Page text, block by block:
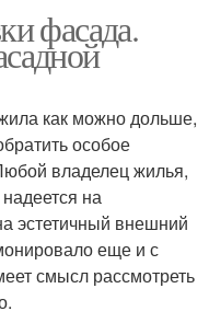
фасада.
как можно дольше,
особое
владелец жилья,
на
эстетичный внешний
еще и с
смысл рассмотреть